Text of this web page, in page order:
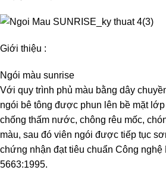
Giới thiệu :
Ngói màu sunrise
Với quy trình phủ màu bằng dây
ngói bê tông được phun lên bề mặt
chống thấm nước, chông rêu mốc,
màu, sau đó viên ngói được tiếp tục
chứng nhận đạt tiêu chuẩn Công nghệ
5663:1995.